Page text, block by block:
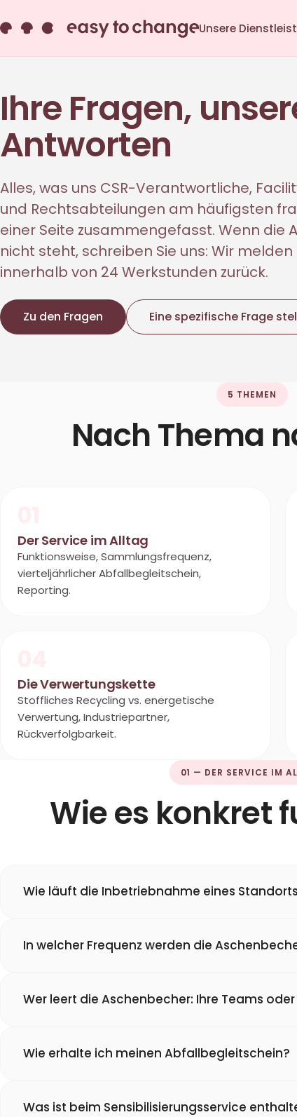
Unsere
Ihre Fragen,
Antworten
Alles, was uns CSR-Verantwortliche,
und Rechtsabteilungen am häufigsten
einer Seite zusammengefasst. Wenn die
nicht steht, schreiben Sie uns: Wir melden
innerhalb von 24 Werkstunden zurück.
Zu den Fragen Eine spezifische Frage
5 THEMEN
Nach Thema
Der Service im Alltag
Funktionsweise, Sammlungsfrequenz,
vierteljährlicher Abfallbegleitschein,
Reporting.
Die Verwertungskette
Stoffliches Recycling vs. energetische
Verwertung, Industriepartner,
Rückverfolgbarkeit.
01 — DER SERVICE IM
Wie es konkret
Wie läuft die Inbetriebnahme eines
In welcher Frequenz werden die
Wer leert die Aschenbecher: Ihre Teams
Wie erhalte ich meinen Abfallbegleitschein?
Was ist beim Sensibilisierungsservice